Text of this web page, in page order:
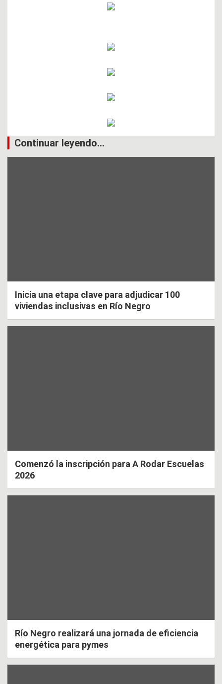
Continuar leyendo...
Inicia una etapa clave para adjudicar 100
viviendas inclusivas en Río Negro
Comenzó la inscripción para A Rodar Escuelas
2026
Río Negro realizará una jornada de eficiencia
energética para pymes